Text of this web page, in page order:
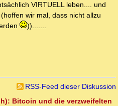
VIRTUELL leben.... und
wir mal, dass nicht allzu
)).......
RSS-Feed dieser Diskussion
Bitcoin und die verzweifelten